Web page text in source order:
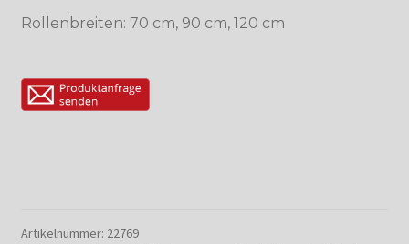
Rollenbreiten: 70 cm, 90 cm, 120 cm
Artikelnummer: 22769